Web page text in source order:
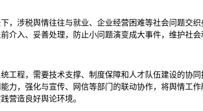
，涉税舆情往往与就业、企业经营困难等社会问题交
介入、妥善处理，防止小问题演变成大事件，维护社会
工程，需要技术支撑、制度保障和人才队伍建设的协
力，强化与宣传、网信等部门的联动协作，将舆情工
营造良好舆论环境。